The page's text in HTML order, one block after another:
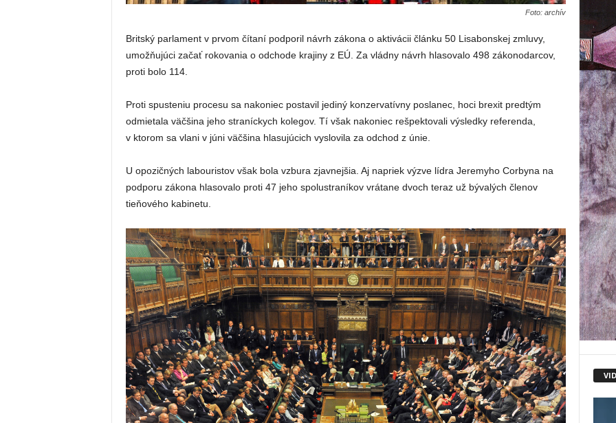
Foto: archív
Britský parlament v prvom čítaní podporil návrh zákona o aktivácii článku 50 Lisabonskej zmluvy,
umožňujúci začať rokovania o odchode krajiny z EÚ. Za vládny návrh hlasovalo 498 zákonodarcov,
proti bolo 114.
Proti spusteniu procesu sa nakoniec postavil jediný konzervatívny poslanec, hoci brexit predtým
odmietala väčšina jeho straníckych kolegov. Tí však nakoniec rešpektovali výsledky referenda,
v ktorom sa vlani v júni väčšina hlasujúcich vyslovila za odchod z únie.
U opozičných labouristov však bola vzbura zjavnejšia. Aj napriek výzve lídra Jeremyho Corbyna na
podporu zákona hlasovalo proti 47 jeho spolustraníkov vrátane dvoch teraz už bývalých členov
tieňového kabinetu.